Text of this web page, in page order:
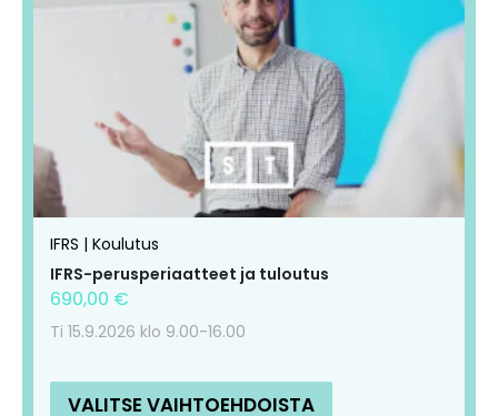
IFRS | Koulutus
IFRS-perusperiaatteet ja tuloutus
690,00 €
Ti 15.9.2026 klo 9.00-16.00
VALITSE VAIHTOEHDOISTA
useampi
muunnelma.
Voit
tehdä
valinnat
tuotteen
useampi
muunnelma.
Voit
tehdä
valinnat
tuotteen